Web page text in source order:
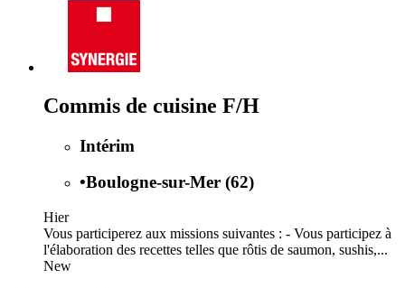
Commis de cuisine F/H
Intérim
•Boulogne-sur-Mer (62)
Hier
Vous participerez aux missions suivantes : - Vous participez à
l'élaboration des recettes telles que rôtis de saumon, sushis,...
New